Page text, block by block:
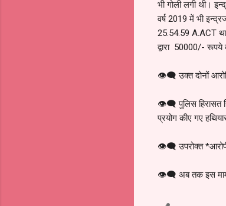
भी गोली लगी थी।
वर्ष 2019 में भी
25.54.59 A.ACT
द्वारा 50000/- रूपये
👁️‍🗨️ उक्त दोनों
👁️‍🗨️ पुलिस हिरासत
प्रयोग कीए गए
👁️‍🗨️ उपरोक्त *आरोपी
👁️‍🗨️ अब तक इस मामले